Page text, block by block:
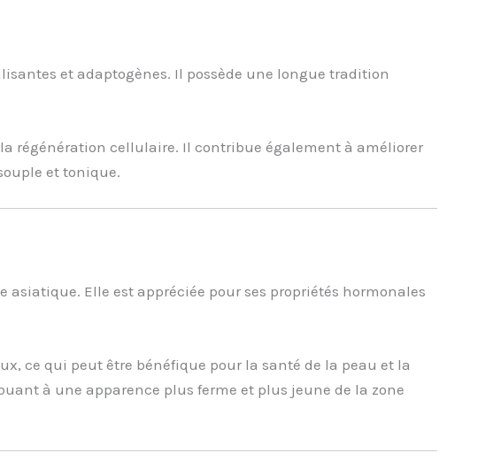
et adaptogènes. Il possède une longue tradition
régénération cellulaire. Il contribue également à améliorer
et tonique.
Elle est appréciée pour ses propriétés hormonales
ce qui peut être bénéfique pour la santé de la peau et la
à une apparence plus ferme et plus jeune de la zone